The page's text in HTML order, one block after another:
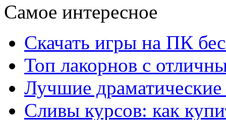
Самое интересное
Скачать игры на ПК
Топ лакорнов с
Лучшие
Сливы курсов: как